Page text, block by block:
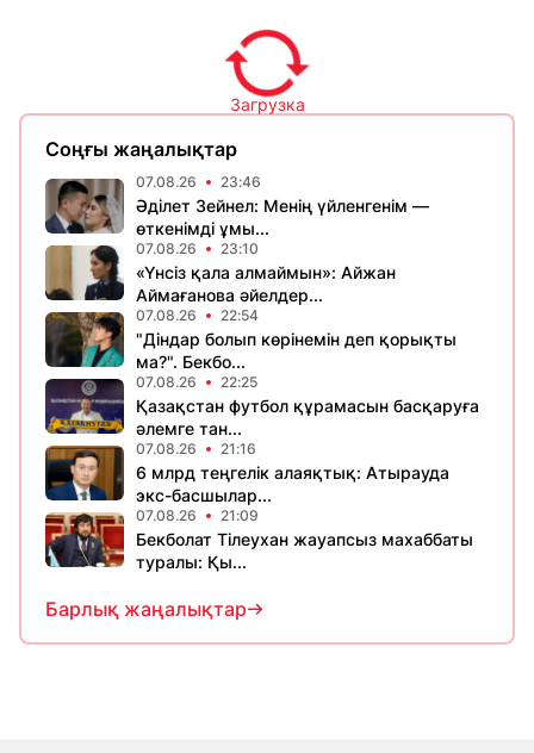
Загрузка
Соңғы жаңалықтар
07.08.26 23:46
Әділет Зейнел: Менің үйленгенім —
өткенімді ұмы...
07.08.26 23:10
«Үнсіз қала алмаймын»: Айжан
Аймағанова әйелдер...
07.08.26 22:54
"Діндар болып көрінемін деп қорықты
ма?". Бекбо...
07.08.26 22:25
Қазақстан футбол құрамасын басқаруға
әлемге тан...
07.08.26 21:16
6 млрд теңгелік алаяқтық: Атырауда
экс-басшылар...
07.08.26 21:09
Бекболат Тілеухан жауапсыз махаббаты
туралы: Қы...
Барлық жаңалықтар